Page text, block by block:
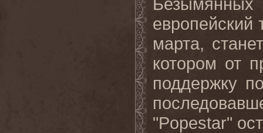
европейский
марта,
котором от
поддержку
"Popestar"